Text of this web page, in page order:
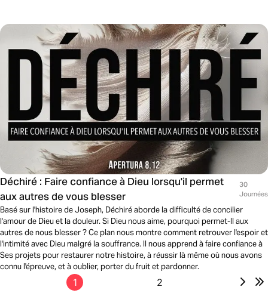
Déchiré : Faire confiance à Dieu lorsqu'il permet
aux autres de vous blesser
30
Journées
Basé sur l'histoire de Joseph, Déchiré aborde la difficulté de concilier
l'amour de Dieu et la douleur. Si Dieu nous aime, pourquoi permet-Il aux
autres de nous blesser ? Ce plan nous montre comment retrouver l'espoir et
l'intimité avec Dieu malgré la souffrance. Il nous apprend à faire confiance à
Ses projets pour restaurer notre histoire, à réussir là même où nous avons
connu l'épreuve, et à oublier, porter du fruit et pardonner.
1 2